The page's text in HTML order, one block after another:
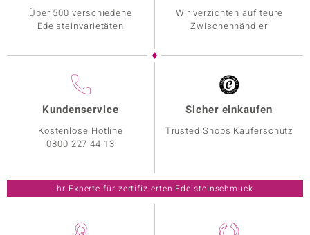
Über 500 verschiedene
Edelsteinvarietäten
Wir verzichten auf teure
Zwischenhändler
Kundenservice
Kostenlose Hotline
0800 227 44 13
Sicher einkaufen
Trusted Shops Käuferschutz
Ihr Experte für zertifizierten Edelsteinschmuck.